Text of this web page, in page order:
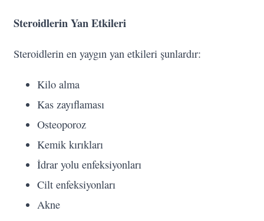
Steroidlerin Yan Etkileri
Steroidlerin en yaygın yan etkileri şunlardır:
Kilo alma
Kas zayıflaması
Osteoporoz
Kemik kırıkları
İdrar yolu enfeksiyonları
Cilt enfeksiyonları
Akne